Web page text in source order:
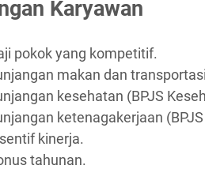
Karyawan
pokok yang kompetitif.
makan dan
kesehatan (BPJS
ketenagakerjaan
kinerja.
tahunan.